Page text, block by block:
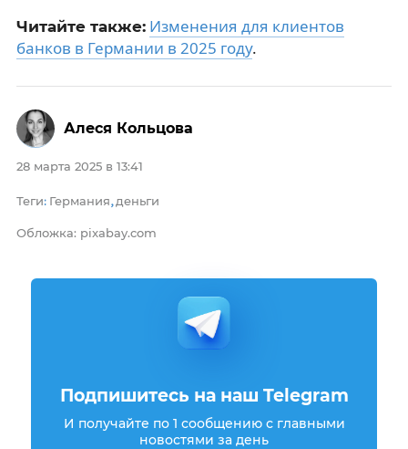
Читайте также: Изменения для клиентов
банков в Германии в 2025 году.
28 марта 2025 в 13:41
Теги: Германия, деньги
Обложка: pixabay.com
Алеся Кольцова
Подпишитесь на наш Telegram
И получайте по 1 сообщению с главными
новостями за день